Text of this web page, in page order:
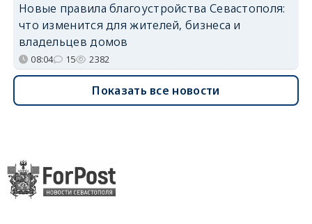
Новые правила благоустройства Севастополя:
что изменится для жителей, бизнеса и
владельцев домов
08:04 15 2382
Показать все новости